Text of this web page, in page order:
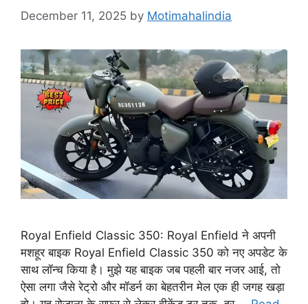
December 11, 2025 by Motimahalindia
Royal Enfield Classic 350: Royal Enfield ने अपनी
मशहूर बाइक Royal Enfield Classic 350 को नए अपडेट के
साथ लॉन्च किया है। मुझे यह बाइक जब पहली बार नजर आई, तो
ऐसा लगा जैसे रेट्रो और मॉडर्न का बेहतरीन मेल एक ही जगह खड़ा